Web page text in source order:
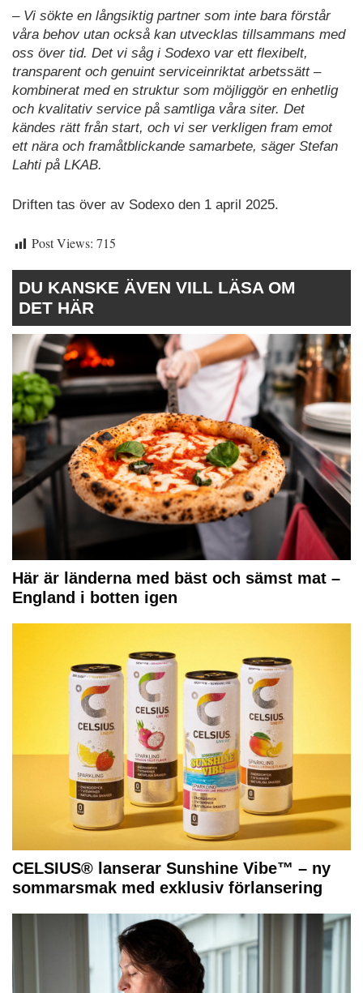
– Vi sökte en långsiktig partner som inte bara förstår
våra behov utan också kan utvecklas tillsammans med
oss över tid. Det vi såg i Sodexo var ett flexibelt,
transparent och genuint serviceinriktat arbetssätt –
kombinerat med en struktur som möjliggör en enhetlig
och kvalitativ service på samtliga våra siter. Det
kändes rätt från start, och vi ser verkligen fram emot
ett nära och framåtblickande samarbete, säger Stefan
Lahti på LKAB.
Driften tas över av Sodexo den 1 april 2025.
Post Views: 715
DU KANSKE ÄVEN VILL LÄSA OM
DET HÄR
Här är länderna med bäst och sämst mat –
England i botten igen
CELSIUS® lanserar Sunshine Vibe™ – ny
sommarsmak med exklusiv förlansering